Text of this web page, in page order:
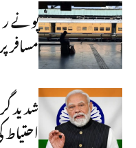
پونے
مسافر
شدید
احتیاط